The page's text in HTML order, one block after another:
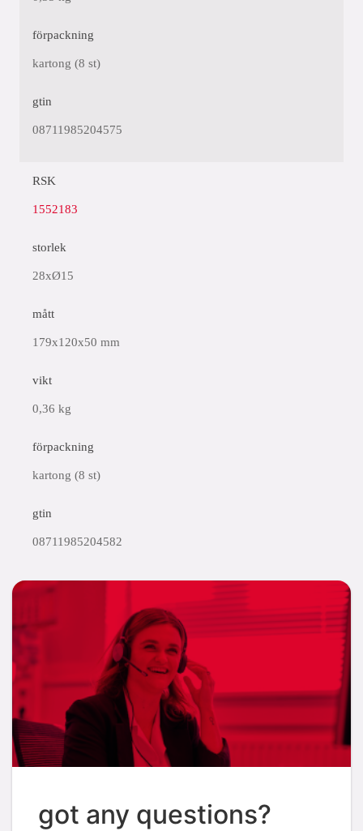
förpackning
kartong (8 st)
gtin
08711985204575
RSK
1552183
storlek
28xØ15
mått
179x120x50 mm
vikt
0,36 kg
förpackning
kartong (8 st)
gtin
08711985204582
got any questions?